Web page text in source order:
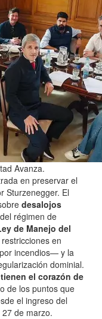
Avanza.
en preservar el
Sturzenegger. El
desalojos
régimen de
de Manejo del
en
incendios— y la
dominial.
el corazón de
de los puntos que
el ingreso del
de marzo.